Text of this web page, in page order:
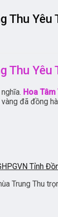
Thu Yêu
Thu Yêu
Hoa Tâm
đã đồng
Tỉnh
Trung Thu